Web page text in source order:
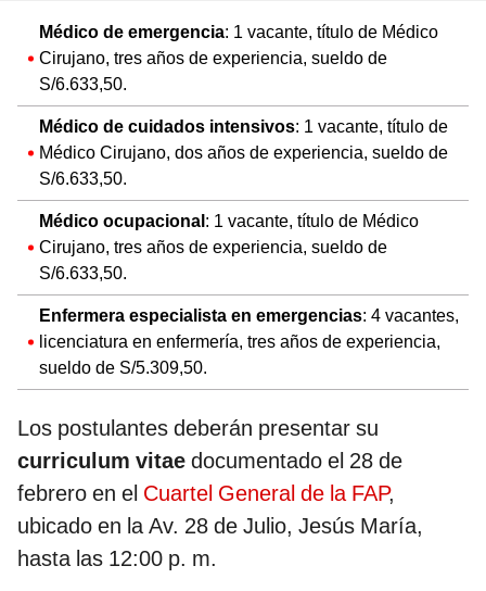
Médico de emergencia: 1 vacante, título de Médico
Cirujano, tres años de experiencia, sueldo de
S/6.633,50.
Médico de cuidados intensivos: 1 vacante, título de
Médico Cirujano, dos años de experiencia, sueldo de
S/6.633,50.
Médico ocupacional: 1 vacante, título de Médico
Cirujano, tres años de experiencia, sueldo de
S/6.633,50.
Enfermera especialista en emergencias: 4 vacantes,
licenciatura en enfermería, tres años de experiencia,
sueldo de S/5.309,50.
Los postulantes deberán presentar su
curriculum vitae documentado el 28 de
febrero en el Cuartel General de la FAP,
ubicado en la Av. 28 de Julio, Jesús María,
hasta las 12:00 p. m.